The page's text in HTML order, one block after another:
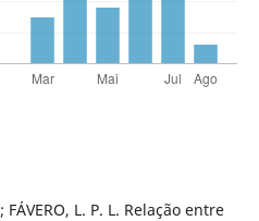
FÁVERO, L. P. L. Relação entre